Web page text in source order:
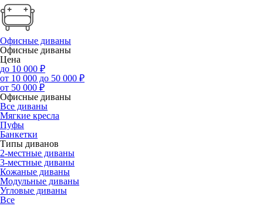
Офисные диваны
Офисные диваны
Цена
до 10 000 ₽
от 10 000 до 50 000 ₽
от 50 000 ₽
Офисные диваны
Все диваны
Мягкие кресла
Пуфы
Банкетки
Типы диванов
2-местные диваны
3-местные диваны
Кожаные диваны
Модульные диваны
Угловые диваны
Все